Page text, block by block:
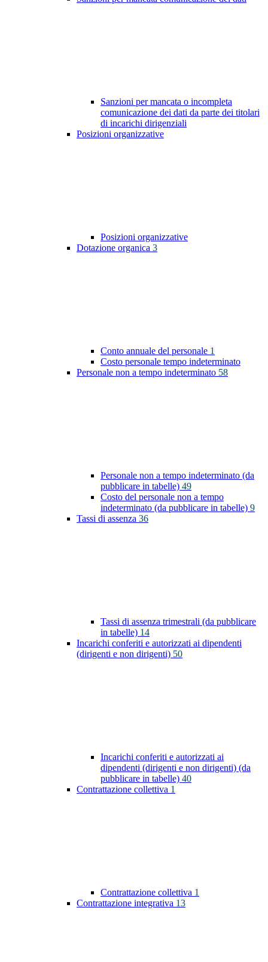
Sanzioni per mancata o incompleta
comunicazione dei dati da parte dei titolari
di incarichi dirigenziali
Posizioni organizzative
Posizioni organizzative
Dotazione organica 3
Conto annuale del personale 1
Costo personale tempo indeterminato
Personale non a tempo indeterminato 58
Personale non a tempo indeterminato (da
pubblicare in tabelle) 49
Costo del personale non a tempo
indeterminato (da pubblicare in tabelle) 9
Tassi di assenza 36
Tassi di assenza trimestrali (da pubblicare
in tabelle) 14
Incarichi conferiti e autorizzati ai dipendenti
(dirigenti e non dirigenti) 50
Incarichi conferiti e autorizzati ai
dipendenti (dirigenti e non dirigenti) (da
pubblicare in tabelle) 40
Contrattazione collettiva 1
Contrattazione collettiva 1
Contrattazione integrativa 13